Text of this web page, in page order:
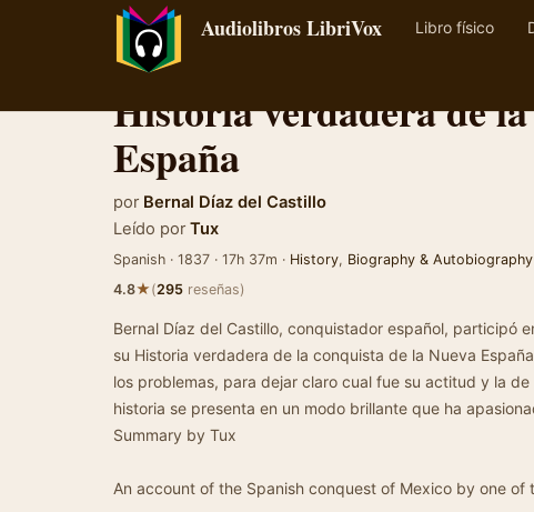
Audiolibros LibriVox Libro físico
Historia verdadera de
España
por Bernal Díaz del Castillo
Leído por Tux
Spanish · 1837 · 17h 37m · History, Biography & Autobiography
4.8★(295 reseñas)
Bernal Díaz del Castillo, conquistador español, participó
su Historia verdadera de la conquista de la Nueva
los problemas, para dejar claro cual fue su actitud y la
historia se presenta en un modo brillante que ha
Summary by Tux
An account of the Spanish conquest of Mexico by one of